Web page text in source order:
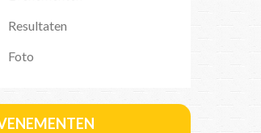
Resultaten
Foto